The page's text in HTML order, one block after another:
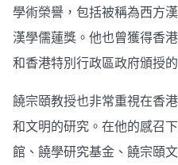
學術榮譽，包括被稱為西方
漢學儒蓮獎。他也曾獲得香
和香港特別行政區政府頒授
饒宗頤教授也非常重視在香
和文明的研究。在他的感召
館、饒學研究基金、饒宗頤